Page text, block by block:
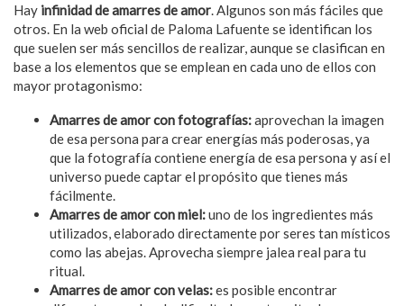
Hay infinidad de amarres de amor. Algunos son más fáciles que
otros. En la web oficial de Paloma Lafuente se identifican los
que suelen ser más sencillos de realizar, aunque se clasifican en
base a los elementos que se emplean en cada uno de ellos con
mayor protagonismo:
Amarres de amor con fotografías:aprovechan la imagen
de esa persona para crear energías más poderosas, ya
que la fotografía contiene energía de esa persona y así el
universo puede captar el propósito que tienes más
fácilmente.
Amarres de amor con miel:uno de los ingredientes más
utilizados, elaborado directamente por seres tan místicos
como las abejas. Aprovecha siempre jalea real para tu
ritual.
Amarres de amor con velas:es posible encontrar